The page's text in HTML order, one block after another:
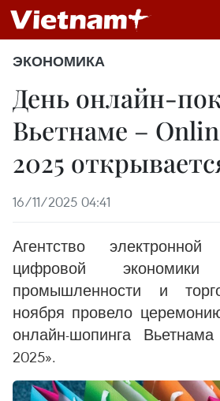
ЭКОНОМИКА
День онлайн-
Вьетнаме –
2025
16/11/2025 04:41
Агентство
цифровой экономики
промышленности и
ноября провело
онлайн-шопинга
2025».